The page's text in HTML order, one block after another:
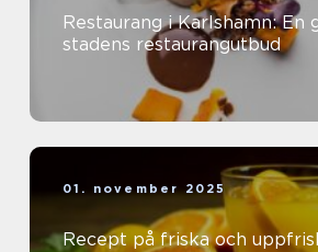
Restaurang i Karlshamn: En
stadens restaurangutbud
01. november 2025
Recept på friska och